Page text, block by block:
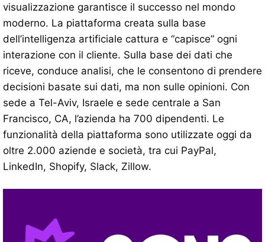
visualizzazione garantisce il successo nel mondo
moderno. La piattaforma creata sulla base
dell’intelligenza artificiale cattura e “capisce” ogni
interazione con il cliente. Sulla base dei dati che
riceve, conduce analisi, che le consentono di prendere
decisioni basate sui dati, ma non sulle opinioni. Con
sede a Tel-Aviv, Israele e sede centrale a San
Francisco, CA, l’azienda ha 700 dipendenti. Le
funzionalità della piattaforma sono utilizzate oggi da
oltre 2.000 aziende e società, tra cui PayPal,
LinkedIn, Shopify, Slack, Zillow.